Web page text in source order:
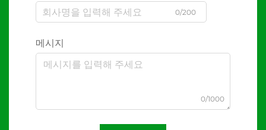
0/200
메시지
0/1000